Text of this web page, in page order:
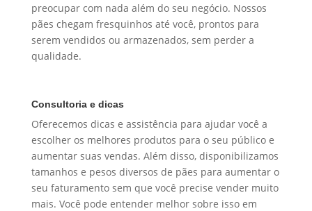
preocupar com nada além do seu negócio. Nossos
pães chegam fresquinhos até você, prontos para
serem vendidos ou armazenados, sem perder a
qualidade.
Consultoria e dicas
Oferecemos dicas e assistência para ajudar você a
escolher os melhores produtos para o seu público e
aumentar suas vendas. Além disso, disponibilizamos
tamanhos e pesos diversos de pães para aumentar o
seu faturamento sem que você precise vender muito
mais. Você pode entender melhor sobre isso em